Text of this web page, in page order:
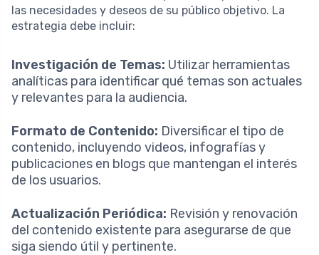
las necesidades y deseos de su público objetivo. La
estrategia debe incluir:
Investigación de Temas: Utilizar herramientas
analíticas para identificar qué temas son actuales
y relevantes para la audiencia.
Formato de Contenido: Diversificar el tipo de
contenido, incluyendo videos, infografías y
publicaciones en blogs que mantengan el interés
de los usuarios.
Actualización Periódica: Revisión y renovación
del contenido existente para asegurarse de que
siga siendo útil y pertinente.